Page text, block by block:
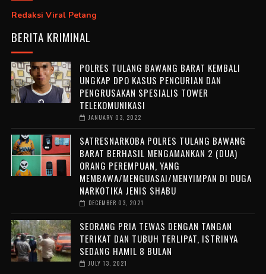
Redaksi Viral Petang
BERITA KRIMINAL
POLRES TULANG BAWANG BARAT KEMBALI
UNGKAP DPO KASUS PENCURIAN DAN
PENGRUSAKAN SPESIALIS TOWER
TELEKOMUNIKASI
JANUARY 03, 2022
SATRESNARKOBA POLRES TULANG BAWANG
BARAT BERHASIL MENGAMANKAN 2 (DUA)
ORANG PEREMPUAN, YANG
MEMBAWA/MENGUASAI/MENYIMPAN DI DUGA
NARKOTIKA JENIS SHABU
DECEMBER 03, 2021
SEORANG PRIA TEWAS DENGAN TANGAN
TERIKAT DAN TUBUH TERLIPAT, ISTRINYA
SEDANG HAMIL 8 BULAN
JULY 13, 2021